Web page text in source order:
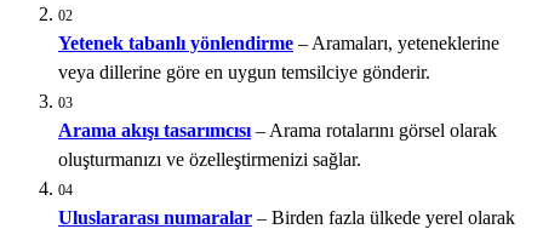
02
Yetenek tabanlı yönlendirme – Aramaları, yeteneklerine
veya dillerine göre en uygun temsilciye gönderir.
03
Arama akışı tasarımcısı – Arama rotalarını görsel olarak
oluşturmanızı ve özelleştirmenizi sağlar.
04
Uluslararası numaralar – Birden fazla ülkede yerel olarak